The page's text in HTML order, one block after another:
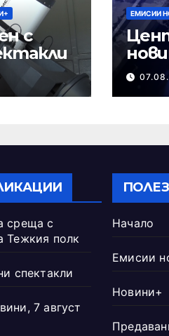
с
ЕМИСИИ
2026
среща с
Тежкия полк
спектакли
7 август
Начало
Емисии
Новини+